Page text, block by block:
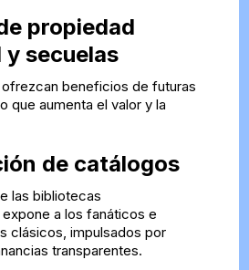
propiedad
secuelas
beneficios de futuras
que aumenta el valor y la
de catálogos
las bibliotecas
a los fanáticos e
clásicos, impulsados por
transparentes.